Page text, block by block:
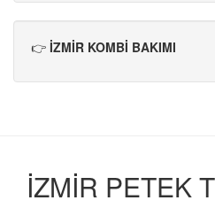
👉 İZMİR KOMBİ BAKIMI
İZMİR PETEK